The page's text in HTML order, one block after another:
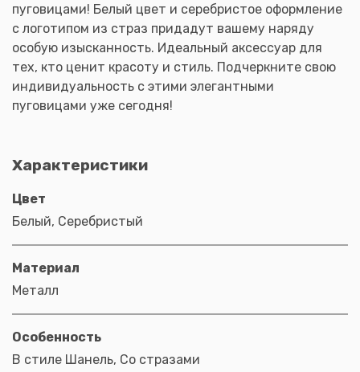
пуговицами! Белый цвет и серебристое оформление
с логотипом из страз придадут вашему наряду
особую изысканность. Идеальный аксессуар для
тех, кто ценит красоту и стиль. Подчеркните свою
индивидуальность с этими элегантными
пуговицами уже сегодня!
Характеристики
Цвет
Белый, Серебристый
Материал
Металл
Особенность
В стиле Шанель, Со стразами